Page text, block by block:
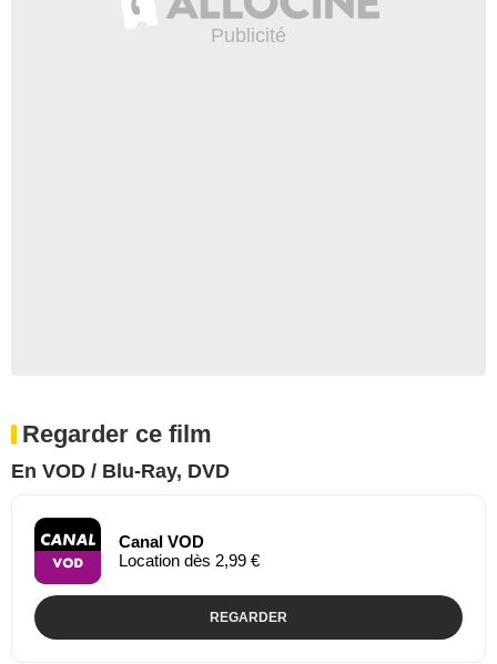
Regarder ce film
En VOD / Blu-Ray, DVD
Canal VOD
Location dès 2,99 €
REGARDER